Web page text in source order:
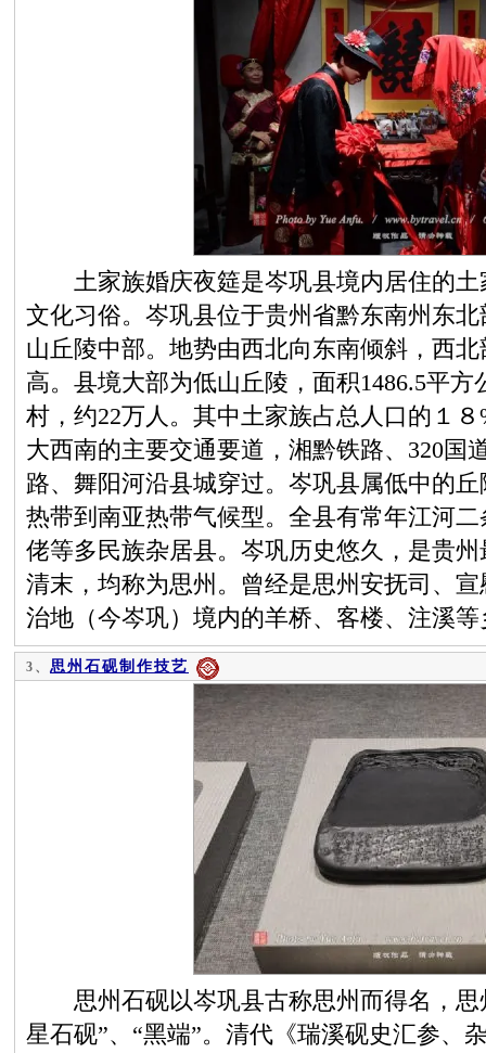
土家族婚庆夜筵是岑巩县境内居住的土
文化习俗。岑巩县位于贵州省黔东南州东
山丘陵中部。地势由西北向东南倾斜，西
高。县境大部为低山丘陵，面积1486.5平方
村，约22万人。其中土家族占总人口的１
大西南的主要交通要道，湘黔铁路、320国
路、舞阳河沿县城穿过。岑巩县属低中的
热带到南亚热带气候型。全县有常年江河
佬等多民族杂居县。岑巩历史悠久，是贵
清末，均称为思州。曾经是思州安抚司、
治地（今岑巩）境内的羊桥、客楼、注溪
3、 思州石砚制作技艺
思州石砚以岑巩县古称思州而得名，思
星石砚”、“黑端”。清代《瑞溪砚史汇参、